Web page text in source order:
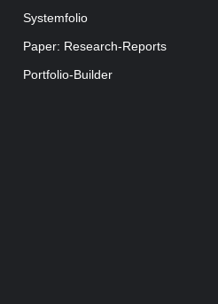
Systemfolio
Paper: Research-Reports
Portfolio-Builder